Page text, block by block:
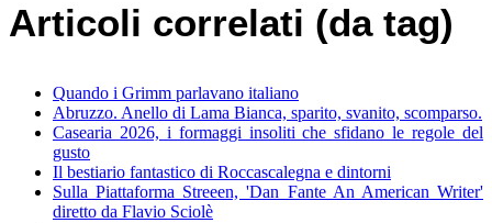
Articoli correlati (da tag)
Quando i Grimm parlavano italiano
Abruzzo. Anello di Lama Bianca, sparito, svanito, scomparso.
Casearia 2026, i formaggi insoliti che sfidano le regole del
gusto
Il bestiario fantastico di Roccascalegna e dintorni
Sulla Piattaforma Streeen, 'Dan Fante An American Writer'
diretto da Flavio Sciolè